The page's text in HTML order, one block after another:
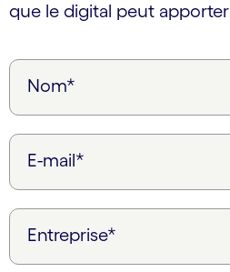
que le digital peut
Nom*
E-mail*
Entreprise*